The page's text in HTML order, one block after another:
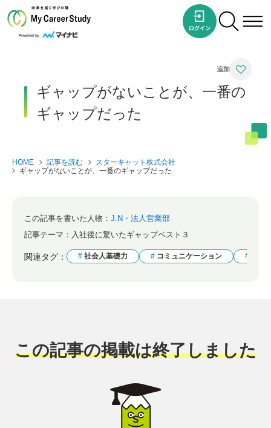
ギャップがないことが、一番の
ギャップだった
HOME 記事を読む
スターキャット株式会社
ギャップがないことが、一番のギャップだった
この記事を書いた人物： J.N・法人営業部
記事テーマ： 入社後に驚いたギャップベスト３
関連タグ： 社会人基礎力 コミュニケーション
この記事の掲載は終了しました